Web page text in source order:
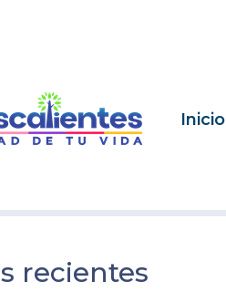
Inicio
recientes